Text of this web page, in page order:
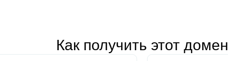
Как получить этот домен